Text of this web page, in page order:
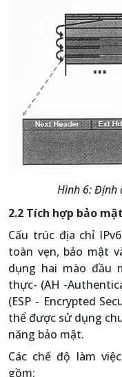
Hình 6: Định
2.2 Tích hợp bảo
Cấu trúc địa chỉ
toàn vẹn, bảo mật
dụng hai mào đầu
thực- (AH -
(ESP - Encrypted
thể được sử dụng
năng bảo mật.
Các chế độ làm
gồm: